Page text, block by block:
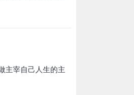
主宰自己人生的主